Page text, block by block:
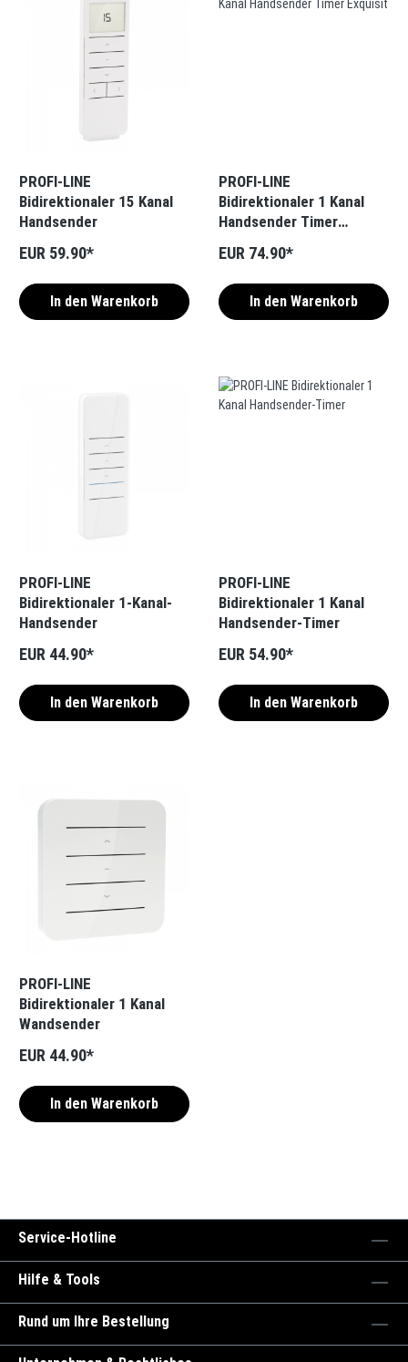
PROFI-LINE
Bidirektionaler 15 Kanal
Handsender
EUR 59.90*
In den Warenkorb
PROFI-LINE
Bidirektionaler 1 Kanal
Handsender Timer
EUR 74.90*
In den Warenkorb
PROFI-LINE
Bidirektionaler 1-Kanal-
Handsender
EUR 44.90*
In den Warenkorb
PROFI-LINE
Bidirektionaler 1 Kanal
Handsender-Timer
EUR 54.90*
In den Warenkorb
PROFI-LINE
Bidirektionaler 1 Kanal
Wandsender
EUR 44.90*
In den Warenkorb
Service-Hotline
Hilfe & Tools
Rund um Ihre Bestellung